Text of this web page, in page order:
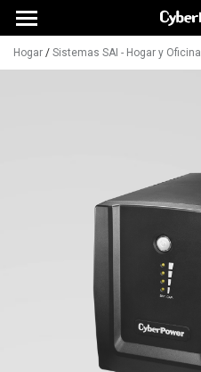
Hogar / Sistemas SAI - Hogar y Oficina